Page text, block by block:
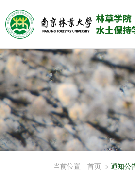
当前位置： 首页 > 通知公